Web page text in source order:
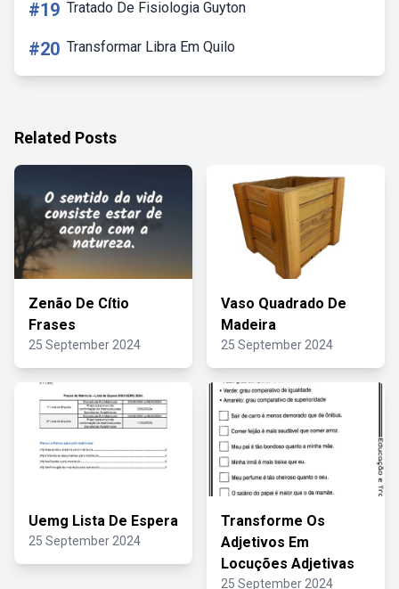
#19 Tratado De Fisiologia Guyton
#20 Transformar Libra Em Quilo
Related Posts
Zenão De Cítio
Frases
25 September 2024
Vaso Quadrado De
Madeira
25 September 2024
Uemg Lista De Espera
25 September 2024
Transforme Os
Adjetivos Em
Locuções Adjetivas
25 September 2024